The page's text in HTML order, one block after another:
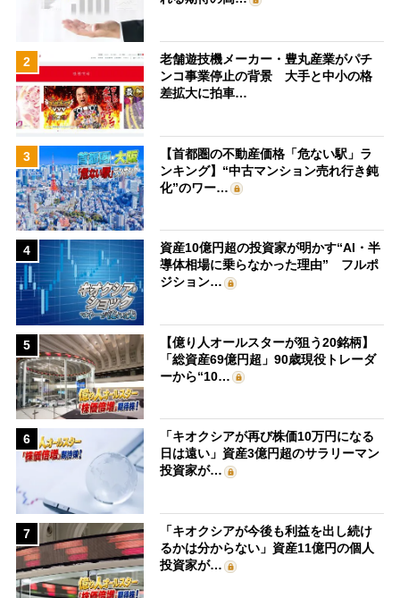
2
老舗遊技機メーカー・豊丸産業がパチ
ンコ事業停止の背景 大手と中小の格
差拡大に拍車…
3
【首都圏の不動産価格「危ない駅」ラ
ンキング】“中古マンション売れ行き鈍
化”のワー…
4
資産10億円超の投資家が明かす“AI・半
導体相場に乗らなかった理由” フルポ
ジション…
5
【億り人オールスターが狙う20銘柄】
「総資産69億円超」90歳現役トレーダ
ーから“10…
6
「キオクシアが再び株価10万円になる
日は遠い」資産3億円超のサラリーマン
投資家が…
7
「キオクシアが今後も利益を出し続け
るかは分からない」資産11億円の個人
投資家が…